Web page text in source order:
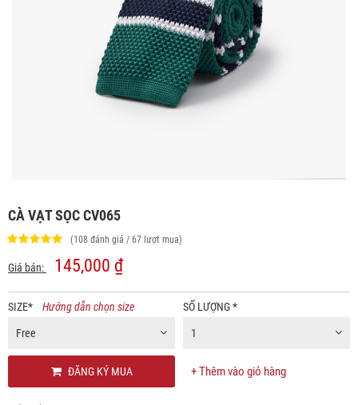
CÀ VẠT SỌC CV065
(108 đánh giá / 67 lượt mua)
Giá bán: 145,000 ₫
SIZE* Hướng dẫn chọn size
Free
SỐ LƯỢNG*
1
ĐĂNG KÝ MUA + Thêm vào giỏ hàng